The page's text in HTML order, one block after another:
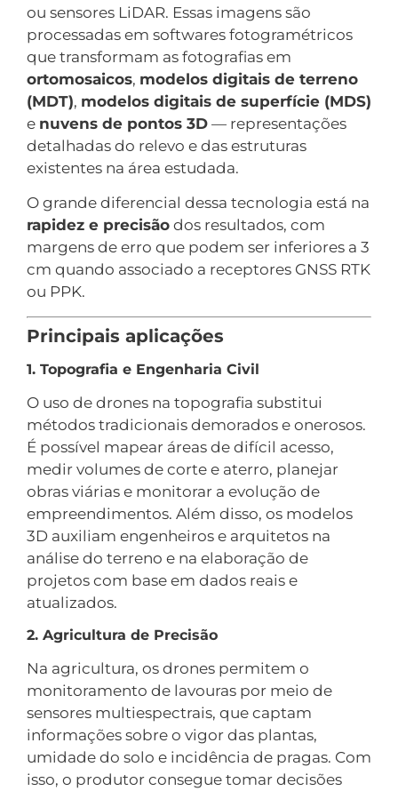
ou sensores LiDAR. Essas imagens são
processadas em softwares fotogramétricos
que transformam as fotografias em
ortomosaicos, modelos digitais de terreno
(MDT), modelos digitais de superfície (MDS)
e nuvens de pontos 3D — representações
detalhadas do relevo e das estruturas
existentes na área estudada.
O grande diferencial dessa tecnologia está na
rapidez e precisão dos resultados, com
margens de erro que podem ser inferiores a 3
cm quando associado a receptores GNSS RTK
ou PPK.
Principais aplicações
1. Topografia e Engenharia Civil
O uso de drones na topografia substitui
métodos tradicionais demorados e onerosos.
É possível mapear áreas de difícil acesso,
medir volumes de corte e aterro, planejar
obras viárias e monitorar a evolução de
empreendimentos. Além disso, os modelos
3D auxiliam engenheiros e arquitetos na
análise do terreno e na elaboração de
projetos com base em dados reais e
atualizados.
2. Agricultura de Precisão
Na agricultura, os drones permitem o
monitoramento de lavouras por meio de
sensores multiespectrais, que captam
informações sobre o vigor das plantas,
umidade do solo e incidência de pragas. Com
isso, o produtor consegue tomar decisões